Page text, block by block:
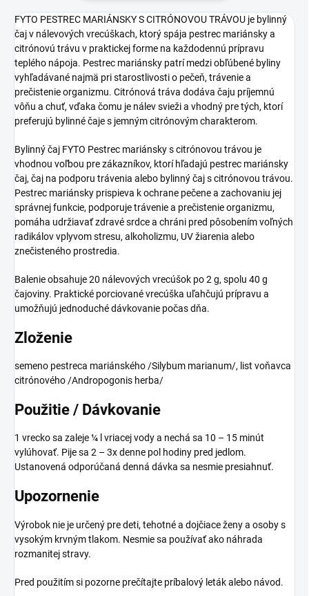
FYTO PESTREC MARIÁNSKY S CITRÓNOVOU TRÁVOU je bylinný
čaj v nálevových vrecúškach, ktorý spája pestrec mariánsky a
citrónovú trávu v praktickej forme na každodennú prípravu
teplého nápoja. Pestrec mariánsky patrí medzi obľúbené byliny
vyhľadávané najmä pri starostlivosti o pečeň, trávenie a
prečistenie organizmu. Citrónová tráva dodáva čaju príjemnú
vôňu a chuť, vďaka čomu je nálev svieži a vhodný pre tých, ktorí
preferujú bylinné čaje s jemným citrónovým charakterom.
Bylinný čaj FYTO Pestrec mariánsky s citrónovou trávou je
vhodnou voľbou pre zákazníkov, ktorí hľadajú pestrec mariánsky
čaj, čaj na podporu trávenia alebo bylinný čaj s citrónovou trávou.
Pestrec mariánsky prispieva k ochrane pečene a zachovaniu jej
správnej funkcie, podporuje trávenie a prečistenie organizmu,
pomáha udržiavať zdravé srdce a chráni pred pôsobením voľných
radikálov vplyvom stresu, alkoholizmu, UV žiarenia alebo
znečisteného prostredia.
Balenie obsahuje 20 nálevových vrecúšok po 2 g, spolu 40 g
čajoviny. Praktické porciované vrecúška uľahčujú prípravu a
umožňujú jednoduché dávkovanie počas dňa.
Zloženie
semeno pestreca mariánského /Silybum marianum/, list voňavca
citrónového /Andropogonis herba/
Použitie / Dávkovanie
1 vrecko sa zaleje ¼ l vriacej vody a nechá sa 10 – 15 minút
vylúhovať. Pije sa 2 – 3x denne pol hodiny pred jedlom.
Ustanovená odporúčaná denná dávka sa nesmie presiahnuť.
Upozornenie
Výrobok nie je určený pre deti, tehotné a dojčiace ženy a osoby s
vysokým krvným tlakom. Nesmie sa používať ako náhrada
rozmanitej stravy.
Pred použitím si pozorne prečítajte príbalový leták alebo návod.